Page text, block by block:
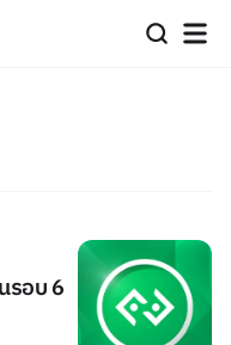
รอบ 6